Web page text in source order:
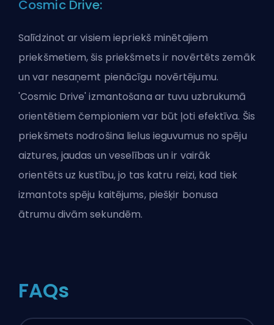
Cosmic Drive:
Salīdzinot ar visiem iepriekš minētajiem
priekšmetiem, šis priekšmets ir novērtēts zemāk
un var nesaņemt pienācīgu novērtējumu.
'Cosmic Drive' izmantošana ar tuvu uzbrukumā
orientētiem čempioniem var būt ļoti efektīva. Šis
priekšmets nodrošina lielus ieguvumus no spēju
aiztures, jaudas un veselības un ir vairāk
orientēts uz kustību, jo tas katru reizi, kad tiek
izmantots spēju kaitējums, piešķir bonusa
ātrumu divām sekundēm.
FAQs